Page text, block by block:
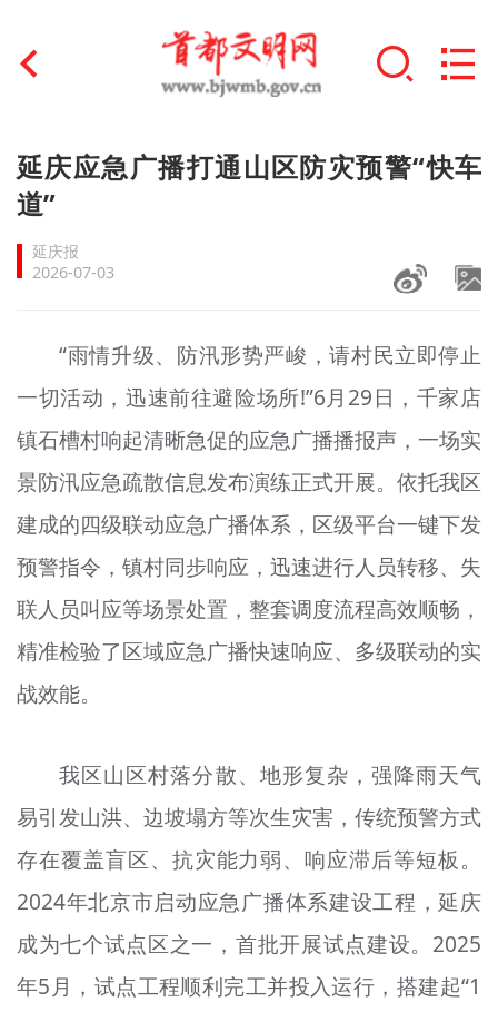
首页
文明创建
文明实践
未成年人思想道德建设
榜样人物
+
身边好人
文明评论
北京宣传文化引导基金
专题
延庆应急广播打通山区防灾预警“快车
道”
延庆报
2026-07-03
“雨情升级、防汛形势严峻，请村民立即停止
一切活动，迅速前往避险场所!”6月29日，千家店
镇石槽村响起清晰急促的应急广播播报声，一场实
景防汛应急疏散信息发布演练正式开展。依托我区
建成的四级联动应急广播体系，区级平台一键下发
预警指令，镇村同步响应，迅速进行人员转移、失
联人员叫应等场景处置，整套调度流程高效顺畅，
精准检验了区域应急广播快速响应、多级联动的实
战效能。
我区山区村落分散、地形复杂，强降雨天气
易引发山洪、边坡塌方等次生灾害，传统预警方式
存在覆盖盲区、抗灾能力弱、响应滞后等短板。
2024年北京市启动应急广播体系建设工程，延庆
成为七个试点区之一，首批开展试点建设。2025
年5月，试点工程顺利完工并投入运行，搭建起“1